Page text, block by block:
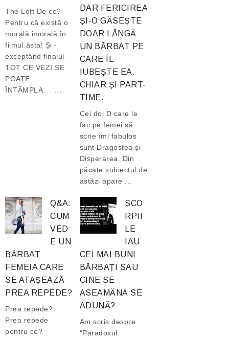
The Loft De ce?
Pentru că există o
morală imorală în
filmul ăsta! Și -
exceptând finalul -
TOT CE VEZI SE
POATE
ÎNTÂMPLA. ...
DAR FERICIREA
ȘI-O GĂSEȘTE
DOAR LÂNGĂ
UN BĂRBAT PE
CARE ÎL
IUBEȘTE EA.
CHIAR ȘI PART-
TIME.
Cei doi D care le
fac pe femei să
scrie îmi fabulos
sunt Dragostea și
Disperarea. Din
păcate subiectul de
astăzi apare ...
Q&A:
CUM
VED
E UN
BĂRBAT
FEMEIA CARE
SE ATAȘEAZĂ
PREA REPEDE?
Prea repede?
Prea repede
pentru ce?
SCO
RPII
LE
IAU
CEI MAI BUNI
BĂRBAȚI SAU
CINE SE
ASEAMĂNĂ SE
ADUNĂ?
Am scris despre
“Paradoxul